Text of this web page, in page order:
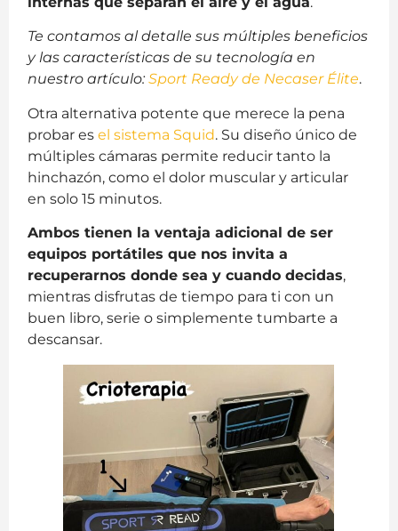
Te contamos al detalle sus múltiples beneficios
y las características de su tecnología en
nuestro artículo: Sport Ready de Necaser Élite.
Otra alternativa potente que merece la pena
probar esel sistema Squid. Su diseño único de
múltiples cámaras permite reducir tanto la
hinchazón, como el dolor muscular y articular
en solo 15 minutos.
Ambos tienen la ventaja adicional de ser
equipos portátiles que nos invita a
recuperarnos donde sea y cuando decidas,
mientras disfrutas de tiempo para ti con un
buen libro, serie o simplemente tumbarte a
descansar.